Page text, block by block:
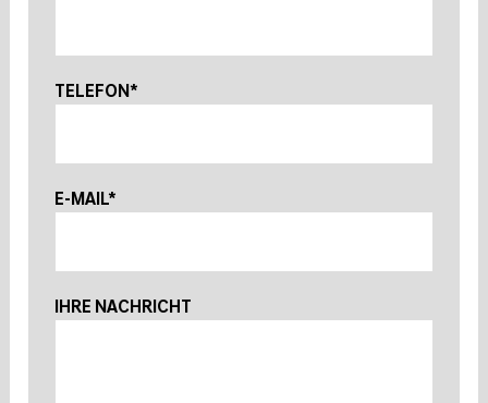
TELEFON*
E-MAIL*
IHRE NACHRICHT